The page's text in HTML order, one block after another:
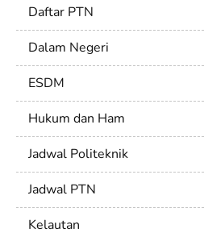
Daftar PTN
Dalam Negeri
ESDM
Hukum dan Ham
Jadwal Politeknik
Jadwal PTN
Kelautan